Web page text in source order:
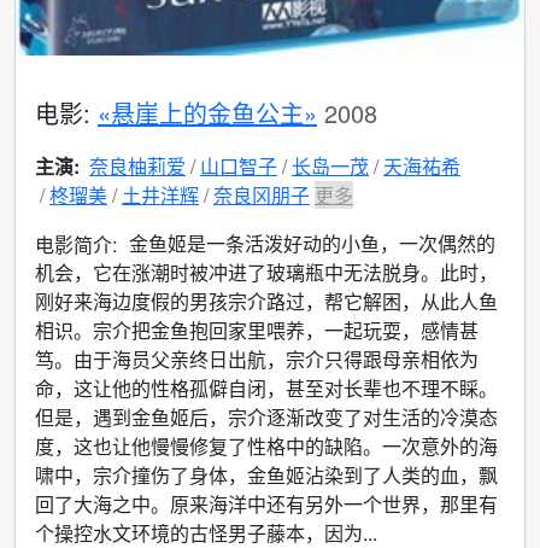
电影: «悬崖上的金鱼公主» 2008
主演: 奈良柚莉爱 山口智子 长岛一茂 天海祐希
柊瑠美 土井洋辉 奈良冈朋子 更多
电影简介: 金鱼姬是一条活泼好动的小鱼，一次偶然的
机会，它在涨潮时被冲进了玻璃瓶中无法脱身。此时，
刚好来海边度假的男孩宗介路过，帮它解困，从此人鱼
相识。宗介把金鱼抱回家里喂养，一起玩耍，感情甚
笃。由于海员父亲终日出航，宗介只得跟母亲相依为
命，这让他的性格孤僻自闭，甚至对长辈也不理不睬。
但是，遇到金鱼姬后，宗介逐渐改变了对生活的冷漠态
度，这也让他慢慢修复了性格中的缺陷。一次意外的海
啸中，宗介撞伤了身体，金鱼姬沾染到了人类的血，飘
回了大海之中。原来海洋中还有另外一个世界，那里有
个操控水文环境的古怪男子藤本，因为...